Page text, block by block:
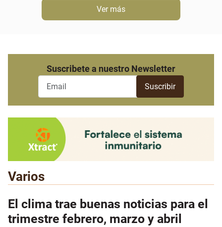
Ver más
Suscribete a nuestro Newsletter
Varios
El clima trae buenas noticias para el
trimestre febrero, marzo y abril